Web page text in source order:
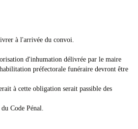
à l'arrivée du convoi.
d'inhumation délivrée par le maire
préfectorale funéraire devront être
à cette obligation serait passible des
Code Pénal.